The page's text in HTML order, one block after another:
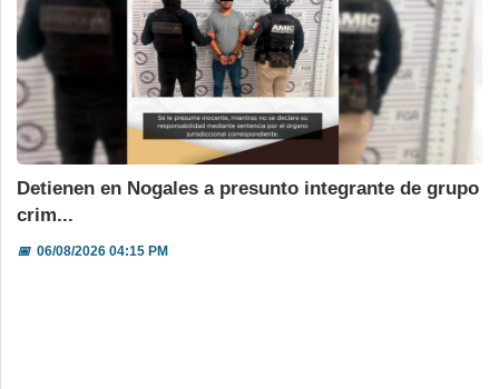
Detienen en Nogales a presunto integrante de grupo
crim...
📅06/08/2026 04:15 PM